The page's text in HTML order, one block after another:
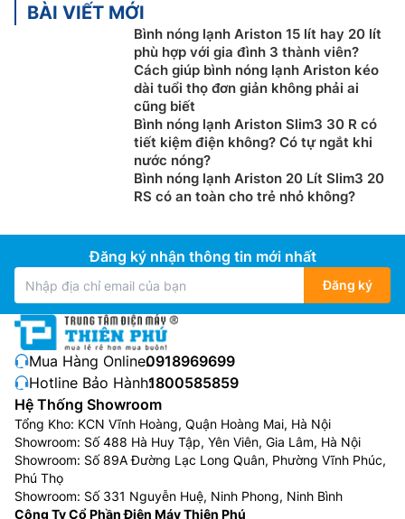
một lượng điện nhỏ truyền vào cơ thể, dù không gây
chết người nhưng vẫn có thể làm đau, giật mình, cứng
người, đặc biệt nguy hiểm đối với người cao tuổi. Vì
thế để an toàn, Khi sử dụng nên tắt không cấp điện
cho bình để đảm bảo an toàn tuyệt đối.
Khi chọn mua Bình Nóng Lạnh Rossi từ 15 - 19 lít, Ưu
máy nước nóngdùng ELCB (cầu giao chống rò
điện đất) thay vì CB để đảm bảo an toàn cho gia đình
bạn. ELCB có khả năng phát hiện ra sự rò rỉ và ngắt
Còn loại máy sử dụng CB có giá thành thấp hơn,
nhưng chỉ có tác dụng ngắt điện khi đã xảy ra sự cố
chạm mạch.
Chọn mua theo dung tích
Nếu người dùng chọn bình nóng lạnh loại trực tiếp thì
không cần quan tâm đến dung tích, nhưng nếu chọn
loại sản phẩm làm nóng gián tiếp thì cũng cần lưu ý
đến dung tích của bình, vì nếu chọn loại dung tích nhỏ
thì đôi khi không đủ để cả gia đình sử dụng, mà nếu
chọn loại có dung tích lớn thì lại thừa gâ lãng phí.
Máy nước nóng 15 – 20L: phù hợp với gia đình có
1-3 thành viên, đảm bảo cung cấp đủ nguồn nước
BÀI VIẾT MỚI
Bình nóng lạnh Ariston 15 lít hay 20 lít
phù hợp với gia đình 3 thành viên?
Cách giúp bình nóng lạnh Ariston kéo
dài tuổi thọ đơn giản không phải ai
cũng biết
Bình nóng lạnh Ariston Slim3 30 R có
tiết kiệm điện không? Có tự ngắt khi
nước nóng?
Bình nóng lạnh Ariston 20 Lít Slim3 20
RS có an toàn cho trẻ nhỏ không?
Đăng ký nhận thông tin mới nhất
Đăng ký
Mua Hàng Online:0918969699
Hotline Bảo Hành:1800585859
Hệ Thống Showroom
Tổng Kho: KCN Vĩnh Hoàng, Quận Hoàng Mai, Hà Nội
Showroom: Số 488 Hà Huy Tập, Yên Viên, Gia Lâm, Hà Nội
Showroom: Số 89A Đường Lạc Long Quân, Phường Vĩnh Phúc,
Phú Thọ
Showroom: Số 331 Nguyễn Huệ, Ninh Phong, Ninh Bình
Công Ty Cổ Phần Điện Máy Thiên Phú